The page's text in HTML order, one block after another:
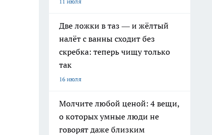
Две ложки в таз — и жёлтый
налёт с ванны сходит без
скребка: теперь чищу только
так
16 июля
Молчите любой ценой: 4 вещи,
о которых умные люди не
говорят даже близким